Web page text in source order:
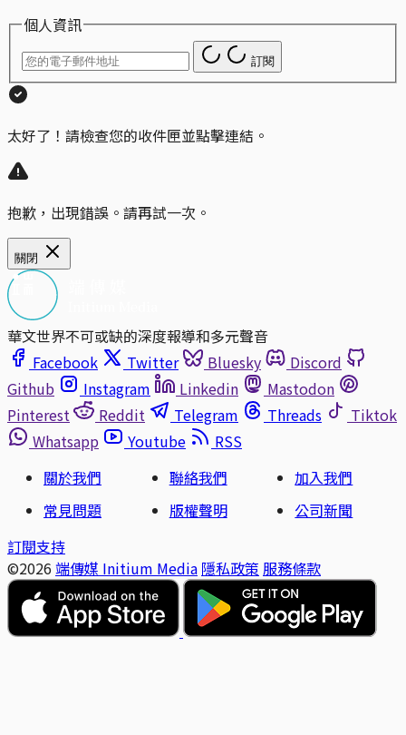
個人資訊
訂閱
太好了！請檢查您的收件匣並點擊連結。
抱歉，出現錯誤。請再試一次。
關閉
華文世界不可或缺的深度報導和多元聲音
Facebook
Twitter Bluesky
Discord
Github
Instagram Linkedin
Mastodon
Pinterest
Reddit Telegram Threads
Tiktok
Whatsapp
Youtube
RSS
關於我們
聯絡我們
加入我們
常見問題
版權聲明
公司新聞
訂閱支持
©2026 端傳媒 Initium Media 隱私政策 服務條款